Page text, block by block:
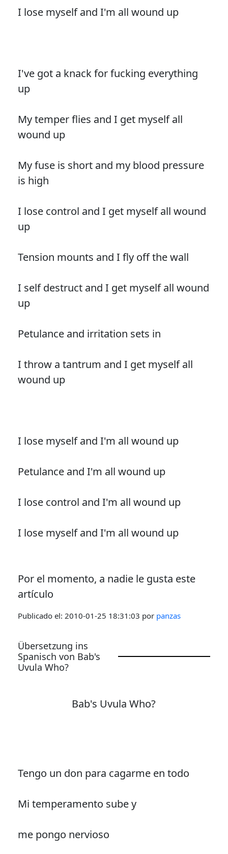
I lose myself and I'm all wound up
I've got a knack for fucking everything
up
My temper flies and I get myself all
wound up
My fuse is short and my blood pressure
is high
I lose control and I get myself all wound
up
Tension mounts and I fly off the wall
I self destruct and I get myself all wound
up
Petulance and irritation sets in
I throw a tantrum and I get myself all
wound up
I lose myself and I'm all wound up
Petulance and I'm all wound up
I lose control and I'm all wound up
I lose myself and I'm all wound up
Por el momento, a nadie le gusta este
artículo
Publicado el: 2010-01-25 18:31:03 por panzas
Übersetzung ins
Spanisch von Bab's
Uvula Who?
Bab's Uvula Who?
Tengo un don para cagarme en todo
Mi temperamento sube y
me pongo nervioso